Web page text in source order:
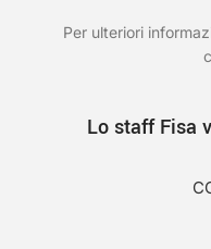
Per ulteriori
Lo staff Fisa